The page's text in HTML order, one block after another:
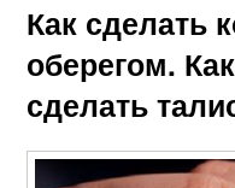
Как сделать
оберегом.
сделать